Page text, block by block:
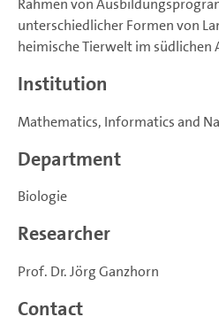
Rahmen von
unterschiedlicher Formen von
heimische Tierwelt im südlichen
Institution
Mathematics, Informatics and
Department
Biologie
Researcher
Prof. Dr. Jörg Ganzhorn
Contact